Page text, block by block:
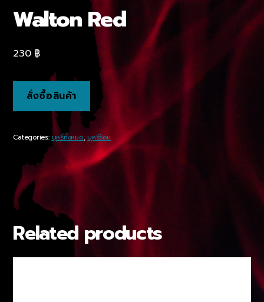
Walton Red
230 ฿
สั่งซื้อสินค้า
Categories: บุหรี่ทั้งหมด, บุหรี่ร้อน
Related products